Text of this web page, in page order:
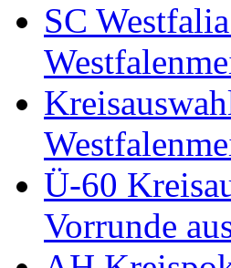
SC
Ü-60
Vorrunde